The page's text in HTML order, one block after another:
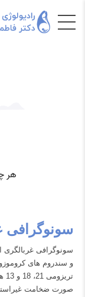
سونوگرافی
سونوگرافی
و سندروم های
صورت ضخامت